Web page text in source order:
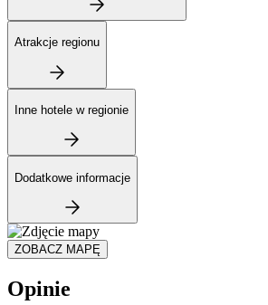
Atrakcje regionu
Inne hotele w regionie
Dodatkowe informacje
ZOBACZ MAPĘ
Opinie